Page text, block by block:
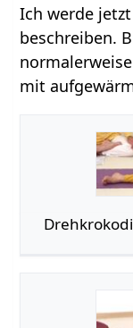
Ich werde
beschreiben.
mit